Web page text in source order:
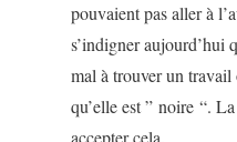
pouvaient pas aller à
s’indigner aujourd’hui
mal à trouver un
qu’elle est ” noire “.
accepter cela.